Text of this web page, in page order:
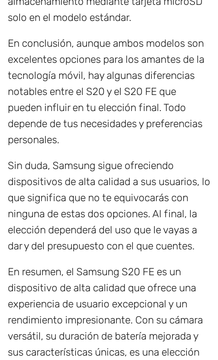
solo en el modelo estándar.
En conclusión, aunque ambos modelos son
excelentes opciones para los amantes de la
tecnología móvil, hay algunas diferencias
notables entre el S20 y el S20 FE que
pueden influir en tu elección final. Todo
depende de tus necesidades y preferencias
personales.
Sin duda, Samsung sigue ofreciendo
dispositivos de alta calidad a sus usuarios, lo
que significa que no te equivocarás con
ninguna de estas dos opciones. Al final, la
elección dependerá del uso que le vayas a
dar y del presupuesto con el que cuentes.
En resumen, el Samsung S20 FE es un
dispositivo de alta calidad que ofrece una
experiencia de usuario excepcional y un
rendimiento impresionante. Con su cámara
versátil, su duración de batería mejorada y
sus características únicas, es una elección